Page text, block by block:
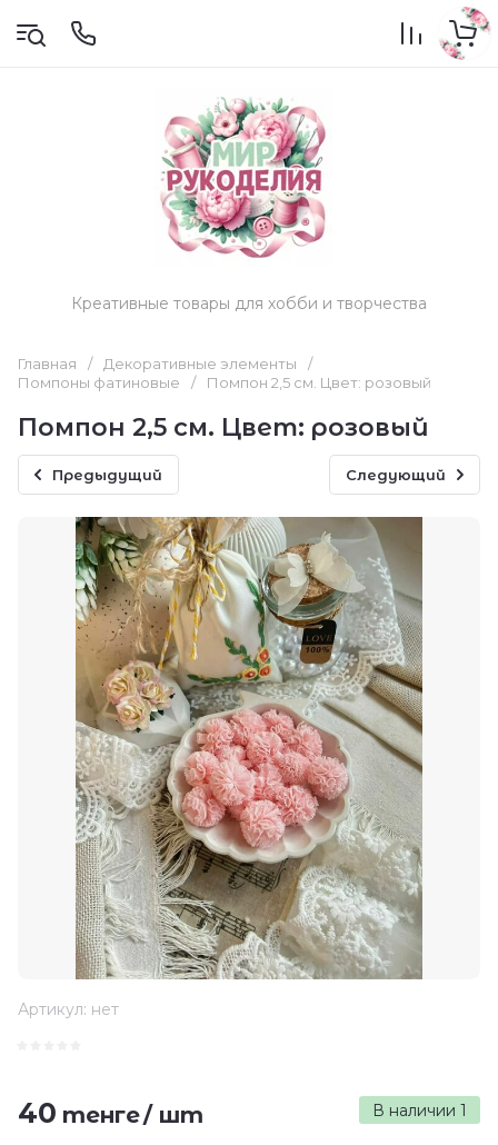
Креативные товары для хобби и творчества
Главная / Декоративные элементы
/
Помпоны фатиновые
/ Помпон 2,5 см. Цвет: розовый
Помпон 2,5 см. Цвет: розовый
Предыдущий Следующий
Артикул: нет
В наличии 1
40 тенге/шт